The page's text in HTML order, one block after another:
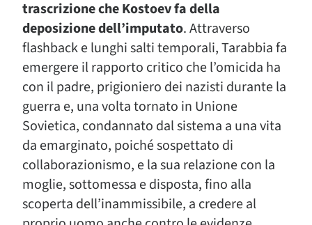
trascrizione che Kostoev fa della
deposizione dell’imputato. Attraverso
flashback e lunghi salti temporali, Tarabbia fa
emergere il rapporto critico che l’omicida ha
con il padre, prigioniero dei nazisti durante la
guerra e, una volta tornato in Unione
Sovietica, condannato dal sistema a una vita
da emarginato, poiché sospettato di
collaborazionismo, e la sua relazione con la
moglie, sottomessa e disposta, fino alla
scoperta dell’inammissibile, a credere al